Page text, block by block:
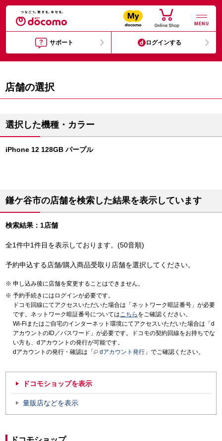
MENU
サポート ログインする
店舗の選択
選択した機種・カラー
iPhone 12 128GB パープル
鎌ケ谷市の店舗を検索した結果を表示しています
検索結果：1店舗
全1件中1件目を表示しております。(50音順)
予約申込する店舗/購入商品受取り店舗を選択してください。
申し込み後に店舗を変更することはできません。
予約手続きにはログインが必要です。
ドコモ回線にてアクセスいただいた場合は「ネットワーク暗証番号」が必要
です。ネットワーク暗証番号についてはこちら をご確認ください。
Wi-Fiまたはご自宅のインターネット環境にてアクセスいただいた場合は「d
アカウントのID／パスワード」が必要です。ドコモの契約回線をお持ちでな
い方も、dアカウントの発行が可能です。
dアカウントの発行・確認は「
dアカウント発行 」でご確認ください。
ドコモショップを表示
量販店などを表示